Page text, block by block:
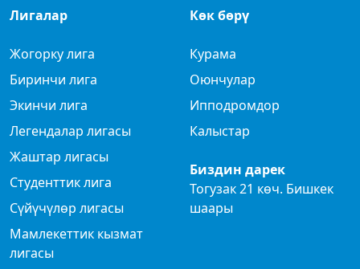
Лигалар
Жогорку лига
Биринчи лига
Экинчи лига
Легендалар лигасы
Жаштар лигасы
Студенттик лига
Сүйүчүлөр лигасы
Мамлекеттик кызмат
лигасы
Көк бөрү
Курама
Оюнчулар
Ипподромдор
Калыстар
Биздин дарек
Тогузак 21 көч. Бишкек
шаары